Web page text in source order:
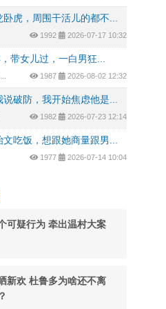
虎，周围干活儿的都不...
1992 2026-07-17 10:32
带女儿过，一白男狂...
1987 2026-08-02 12:32
破防，我开始焦虑他是...
1982 2026-07-23 12:14
吃饭，想跟她商量跟男...
1977 2026-07-14 10:04
可疑行为 牵出温村大案
新欢 杜鲁多为啥还不离